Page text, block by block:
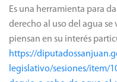
Es una herramienta para
derecho al uso del agua se
piensan en su interés
https://
legislativo/sesiones/item/